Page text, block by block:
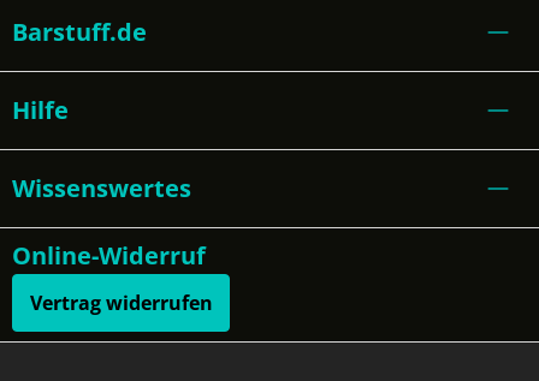
Barstuff.de
Hilfe
Wissenswertes
Online-Widerruf
Vertrag widerrufen